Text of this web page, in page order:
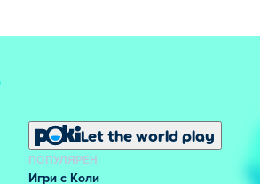
Let the world play
ПОПУЛЯРЕН
Игри с Коли